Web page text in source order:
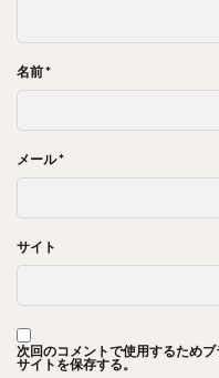
名前*
メール*
サイト
次回のコメントで使用するため
サイトを保存する。